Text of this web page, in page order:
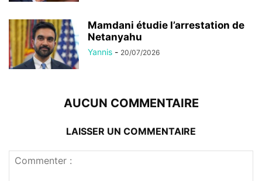
Mamdani étudie l’arrestation de
Netanyahu
Yannis - 20/07/2026
AUCUN COMMENTAIRE
LAISSER UN COMMENTAIRE